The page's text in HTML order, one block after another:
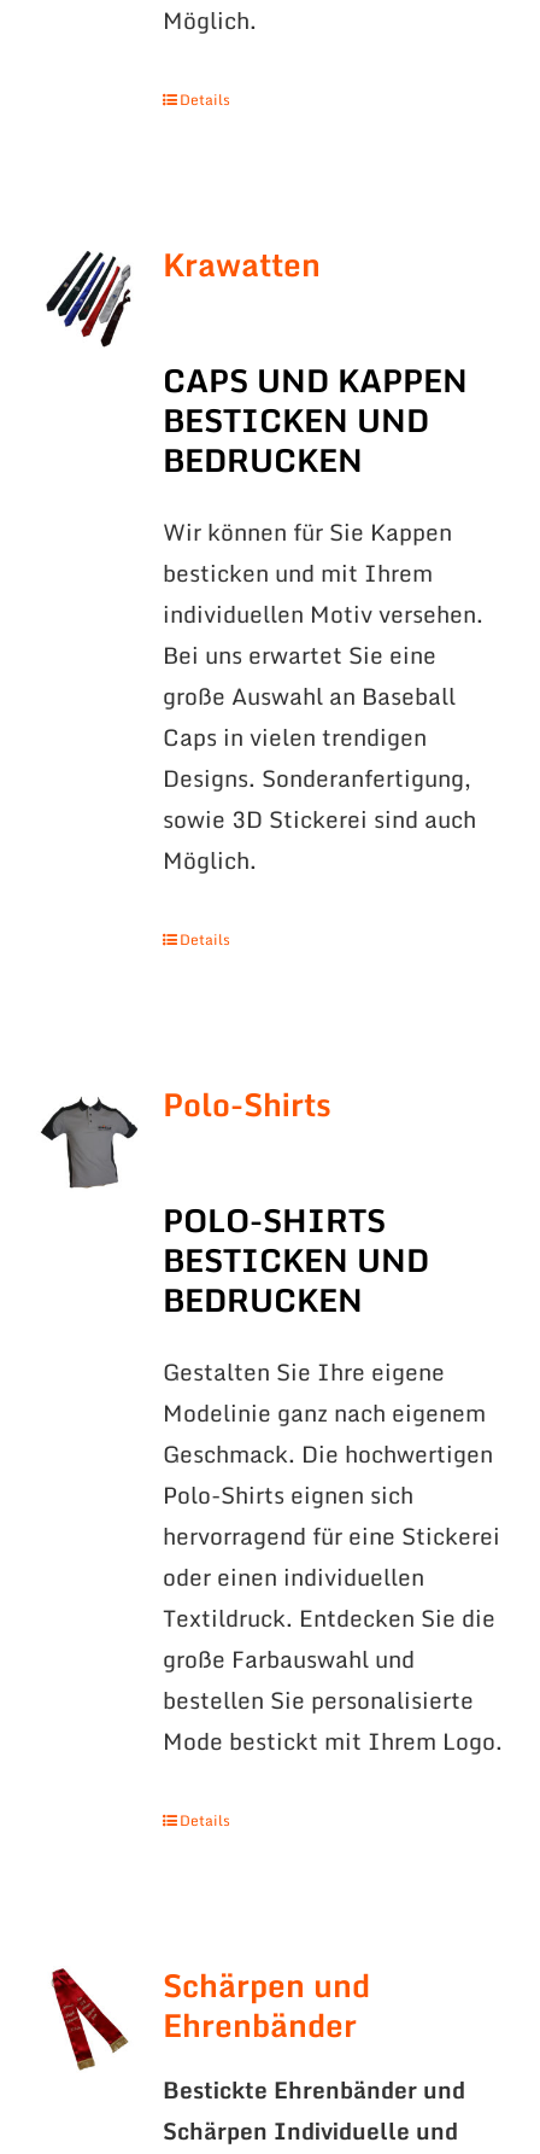
Möglich.
Details
Krawatten
CAPS UND KAPPEN
BESTICKEN UND
BEDRUCKEN
Wir können für Sie Kappen
besticken und mit Ihrem
individuellen Motiv versehen.
Bei uns erwartet Sie eine
große Auswahl an Baseball
Caps in vielen trendigen
Designs. Sonderanfertigung,
sowie 3D Stickerei sind auch
Möglich.
Details
Polo-Shirts
POLO-SHIRTS
BESTICKEN UND
BEDRUCKEN
Gestalten Sie Ihre eigene
Modelinie ganz nach eigenem
Geschmack. Die hochwertigen
Polo-Shirts eignen sich
hervorragend für eine Stickerei
oder einen individuellen
Textildruck. Entdecken Sie die
große Farbauswahl und
bestellen Sie personalisierte
Mode bestickt mit Ihrem Logo.
Details
Schärpen und
Ehrenbänder
Bestickte Ehrenbänder und
Schärpen Individuelle und